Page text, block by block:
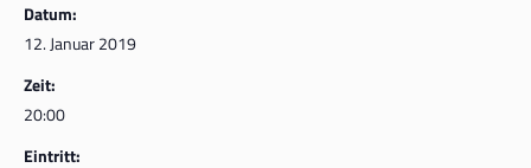
Datum:
12. Januar 2019
Zeit:
20:00
Eintritt: